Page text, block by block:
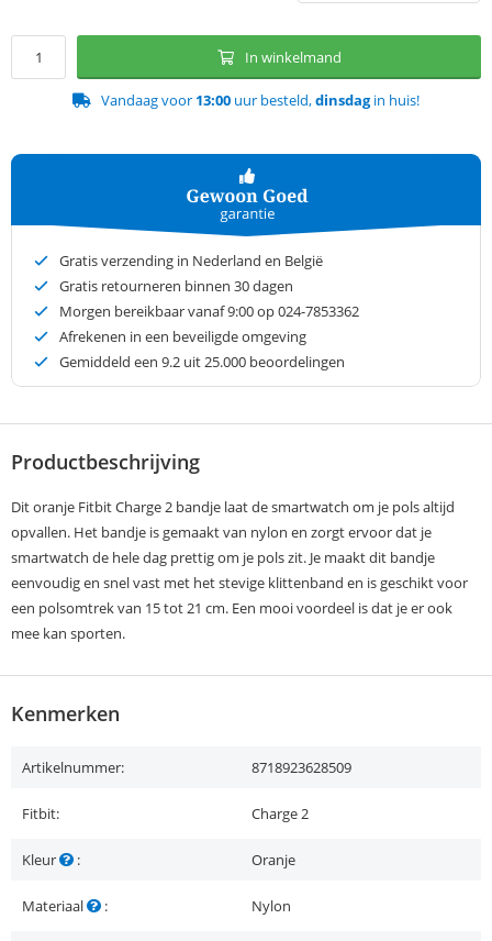
In winkelmand
Vandaag voor 13:00 uur besteld,dinsdagin huis!
Gratis verzending in Nederland en België
Gratis retourneren binnen 30 dagen
Morgen bereikbaar vanaf 9:00 op 024-7853362
Afrekenen in een beveiligde omgeving
Gemiddeld een 9.2 uit 25.000 beoordelingen
Productbeschrijving
Dit oranje Fitbit Charge 2 bandje laat de smartwatch om je pols altijd
opvallen. Het bandje is gemaakt van nylon en zorgt ervoor dat je
smartwatch de hele dag prettig om je pols zit. Je maakt dit bandje
eenvoudig en snel vast met het stevige klittenband en is geschikt voor
een polsomtrek van 15 tot 21 cm. Een mooi voordeel is dat je er ook
mee kan sporten.
Kenmerken
Artikelnummer: 8718923628509
Fitbit: Charge 2
Kleur : Oranje
Materiaal : Nylon